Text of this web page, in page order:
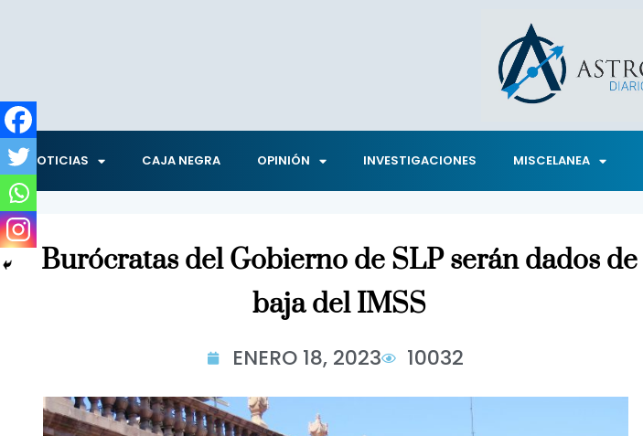
NOTICIAS CAJA NEGRA OPINIÓN INVESTIGACIONES MISCELANEA
Burócratas del Gobierno de SLP serán dados de
baja del IMSS
ENERO 18, 2023 10032